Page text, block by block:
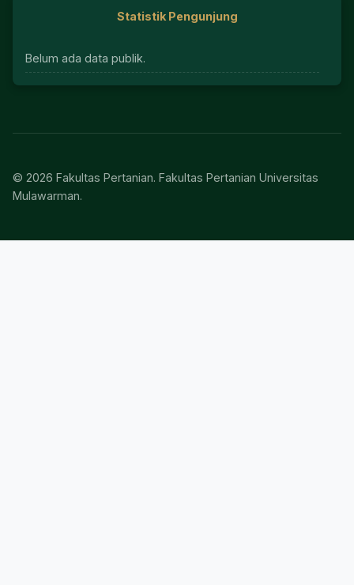
Statistik Pengunjung
Belum ada data publik.
© 2026 Fakultas Pertanian. Fakultas Pertanian Universitas
Mulawarman.